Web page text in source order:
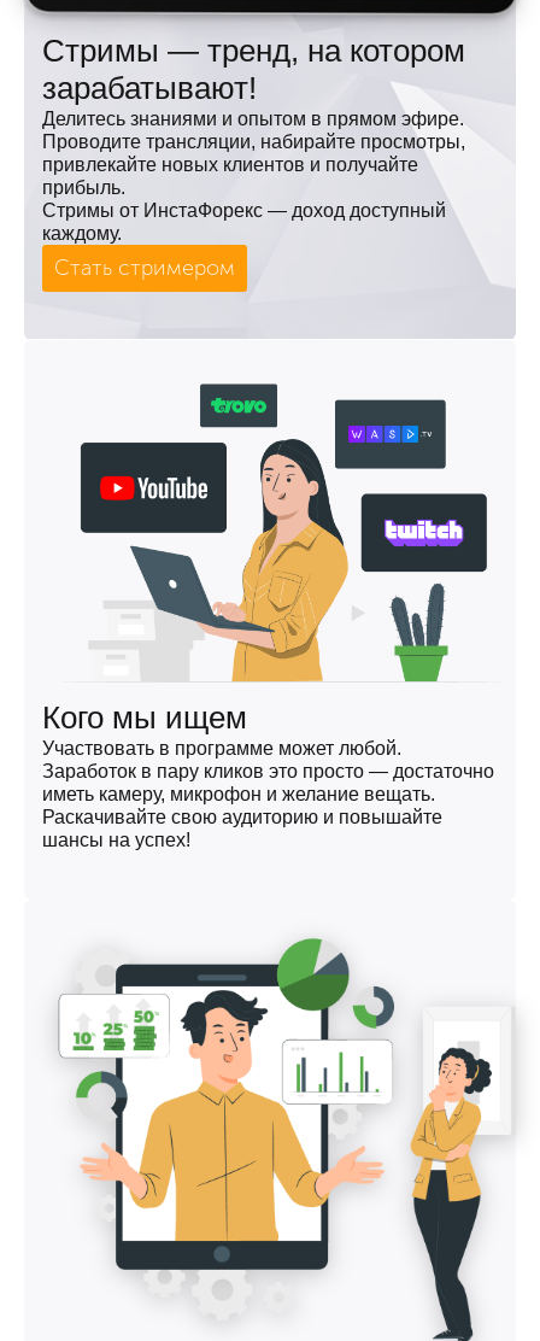
Стримы — тренд, на котором
зарабатывают!
Делитесь знаниями и опытом в прямом эфире.
Проводите трансляции, набирайте просмотры,
привлекайте новых клиентов и получайте
прибыль.
Стримы от ИнстаФорекс — доход доступный
каждому.
Стать стримером
Кого мы ищем
Участвовать в программе может любой.
Заработок в пару кликов это просто — достаточно
иметь камеру, микрофон и желание вещать.
Раскачивайте свою аудиторию и повышайте
шансы на успех!